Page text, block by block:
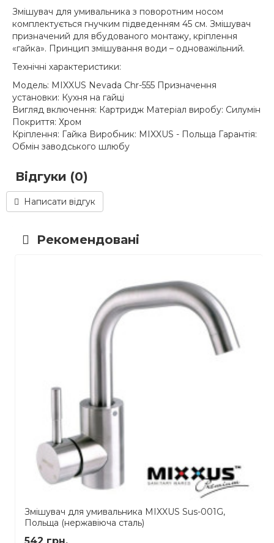
Змішувач для умивальника з поворотним носом
комплектується гнучким підведенням 45 см. Змішувач
призначений для вбудованого монтажу, кріплення
«гайка». Принцип змішування води – одноважільний.
Технічні характеристики:
Модель: MIXXUS Nevada Chr-555 Призначення
установки: Кухня на гайці
Вигляд включення: Картридж Матеріал виробу: Силумін
Покриття: Хром
Кріплення: Гайка Виробник: MIXXUS - Польща Гарантія:
Обмін заводського шлюбу
Відгуки (0)
Написати відгук
Рекомендовані
Змішувач для умивальника MIXXUS Sus-001G,
Польща (нержавіюча сталь)